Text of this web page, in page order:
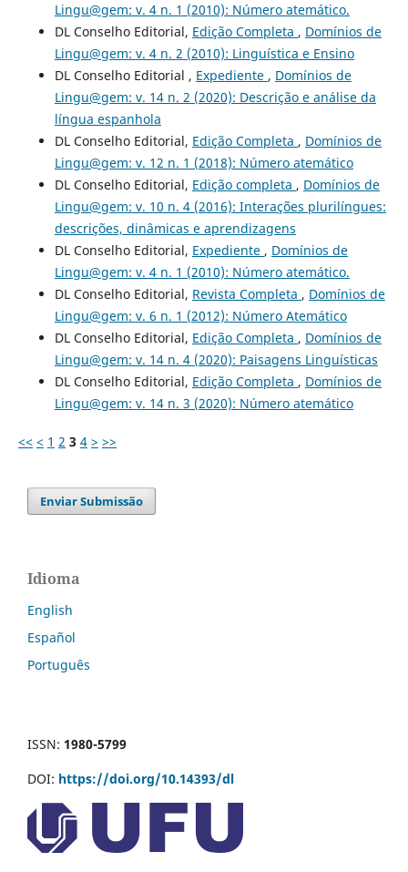
Lingu@gem: v. 4 n. 1 (2010): Número atemático.
DL Conselho Editorial, Edição Completa , Domínios de
Lingu@gem: v. 4 n. 2 (2010): Linguística e Ensino
DL Conselho Editorial , Expediente , Domínios de
Lingu@gem: v. 14 n. 2 (2020): Descrição e análise da
língua espanhola
DL Conselho Editorial, Edição Completa , Domínios de
Lingu@gem: v. 12 n. 1 (2018): Número atemático
DL Conselho Editorial, Edição completa , Domínios de
Lingu@gem: v. 10 n. 4 (2016): Interações plurilíngues:
descrições, dinâmicas e aprendizagens
DL Conselho Editorial, Expediente , Domínios de
Lingu@gem: v. 4 n. 1 (2010): Número atemático.
DL Conselho Editorial, Revista Completa , Domínios de
Lingu@gem: v. 6 n. 1 (2012): Número Atemático
DL Conselho Editorial, Edição Completa , Domínios de
Lingu@gem: v. 14 n. 4 (2020): Paisagens Linguísticas
DL Conselho Editorial, Edição Completa , Domínios de
Lingu@gem: v. 14 n. 3 (2020): Número atemático
<< < 1 2 3 4 > >>
Enviar Submissão
Idioma
English
Español
Português
ISSN: 1980-5799
DOI: https://doi.org/10.14393/dl